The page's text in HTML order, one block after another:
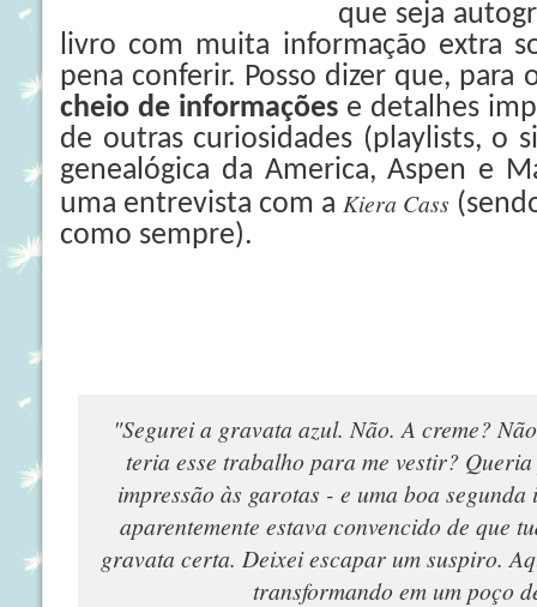
que seja
livro com muita informação extra
pena conferir. Posso dizer que,
cheio de informações e detalhes
de outras curiosidades (playlists, o
genealógica da America, Aspen e
uma entrevista com a Kiera Cass
como sempre).
"Segurei a gravata azul. Não. A creme?
teria esse trabalho para me vestir?
impressão às garotas - e uma boa
aparentemente estava convencido de que
gravata certa. Deixei escapar um suspiro.
transformando em um poço